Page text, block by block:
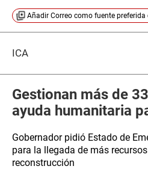
Añadir Correo como fuente preferida
ICA
Gestionan más de
ayuda humanitaria
Gobernador pidió Estado de
para la llegada de más
reconstrucción